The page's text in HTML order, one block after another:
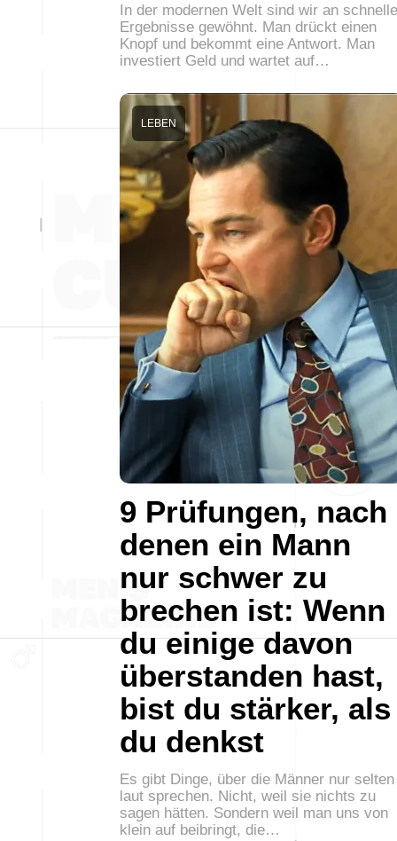
In der modernen Welt sind wir an schnelle
Ergebnisse gewöhnt. Man drückt einen
Knopf und bekommt eine Antwort. Man
investiert Geld und wartet auf…
9 Prüfungen, nach
denen ein Mann
nur schwer zu
brechen ist: Wenn
du einige davon
überstanden hast,
bist du stärker, als
du denkst
LEBEN
Es gibt Dinge, über die Männer nur selten
laut sprechen. Nicht, weil sie nichts zu
sagen hätten. Sondern weil man uns von
klein auf beibringt, die…